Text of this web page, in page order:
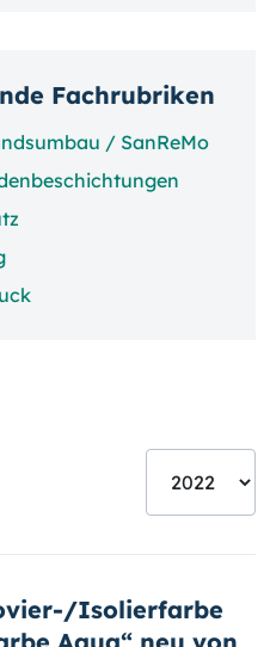
Fachrubriken
/ SanReMo
Isolierfarbe